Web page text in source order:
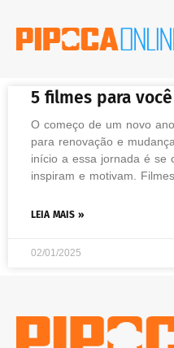
5 filmes para
O começo de um novo
para renovação e
início a essa jornada é se
inspiram e motivam.
LEIA MAIS »
02/01/2025